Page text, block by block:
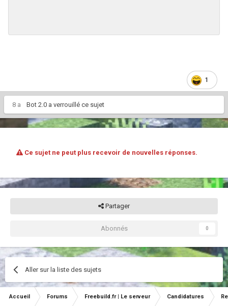
1
8 a Bot 2.0 a verrouillé ce sujet
Ce sujet ne peut plus recevoir de nouvelles réponses.
Partager
Abonnés 0
Aller sur la liste des sujets
Accueil Forums Freebuild.fr | Le serveur Candidatures